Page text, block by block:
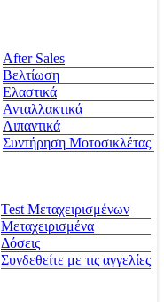
Αfter Sales
Βελτίωση
Ελαστικά
Ανταλλακτικά
Λιπαντικά
Συντήρηση Μοτοσικλέτας
Test Μεταχειρισμένων
Μεταχειρισμένα
Δόσεις
Συνδεθείτε με τις αγγελίες